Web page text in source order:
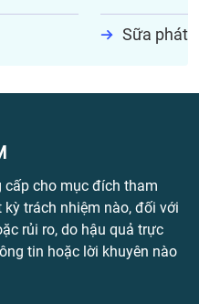
Sữa phát
cho mục đích tham
trách nhiệm nào, đối với
rủi ro, do hậu quả trực
tin hoặc lời khuyên nào